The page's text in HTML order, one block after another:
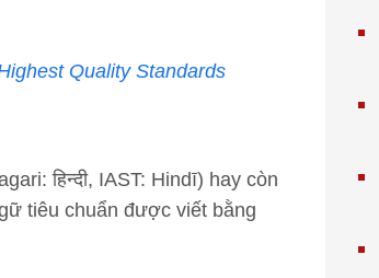
Quality Standards
हिन्दी, IAST: Hindī) hay còn
tiêu chuẩn được viết bằng